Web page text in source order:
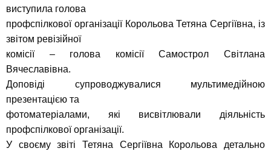
виступила голова
профспілкової організації Корольова Тетяна Сергіївна, із
звітом ревізійної
комісії – голова комісії Самострол Світлана
Вячеславівна.
Доповіді супроводжувалися мультимедійною
презентацією та
фотоматеріалами, які висвітлювали діяльність
профспілкової організації.
У своєму звіті Тетяна Сергіївна Корольова детально